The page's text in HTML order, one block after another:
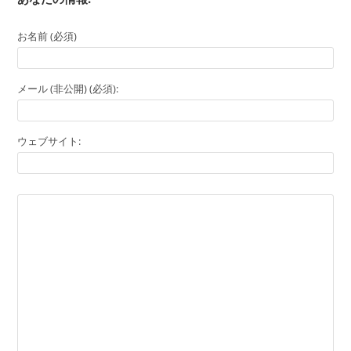
お名前 (必須)
メール (非公開) (必須):
ウェブサイト: